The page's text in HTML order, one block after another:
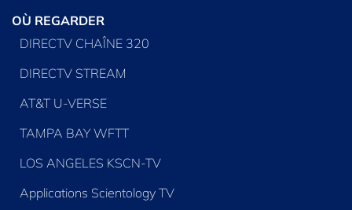
OÙ REGARDER
DIRECTV CHAÎNE 320
DIRECTV STREAM
AT&T U-VERSE
TAMPA BAY WFTT
LOS ANGELES KSCN-TV
Applications Scientology TV